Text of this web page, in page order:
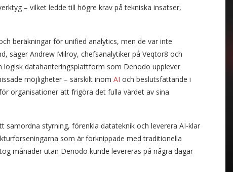
– vilket ledde till högre krav på tekniska insatser,
beräkningar för unified analytics, men de var inte
säger Andrew Milroy, chefsanalytiker på Veqtor8 och
datahanteringsplattform som Denodo upplever
möjligheter – särskilt inom AI och beslutsfattande i
organisationer att frigöra det fulla värdet av sina
styrning, förenkla datateknik och leverera AI-klar
som är förknippade med traditionella
månader utan Denodo kunde levereras på några dagar